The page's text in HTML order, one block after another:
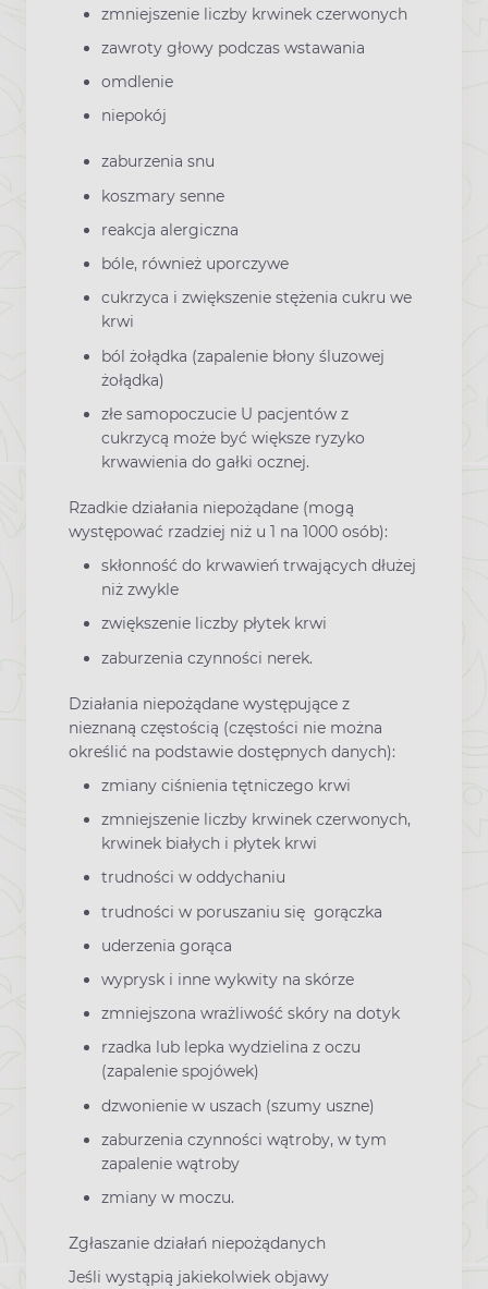
zmniejszenie liczby krwinek czerwonych
zawroty głowy podczas wstawania
omdlenie
niepokój
zaburzenia snu
koszmary senne
reakcja alergiczna
bóle, również uporczywe
cukrzyca i zwiększenie stężenia cukru we
krwi
ból żołądka (zapalenie błony śluzowej
żołądka)
złe samopoczucie U pacjentów z
cukrzycą może być większe ryzyko
krwawienia do gałki ocznej.
Rzadkie działania niepożądane (mogą
występować rzadziej niż u 1 na 1000 osób):
skłonność do krwawień trwających dłużej
niż zwykle
zwiększenie liczby płytek krwi
zaburzenia czynności nerek.
Działania niepożądane występujące z
nieznaną częstością (częstości nie można
określić na podstawie dostępnych danych):
zmiany ciśnienia tętniczego krwi
zmniejszenie liczby krwinek czerwonych,
krwinek białych i płytek krwi
trudności w oddychaniu
trudności w poruszaniu się gorączka
uderzenia gorąca
wyprysk i inne wykwity na skórze
zmniejszona wrażliwość skóry na dotyk
rzadka lub lepka wydzielina z oczu
(zapalenie spojówek)
dzwonienie w uszach (szumy uszne)
zaburzenia czynności wątroby, w tym
zapalenie wątroby
zmiany w moczu.
Zgłaszanie działań niepożądanych
Jeśli wystąpią jakiekolwiek objawy